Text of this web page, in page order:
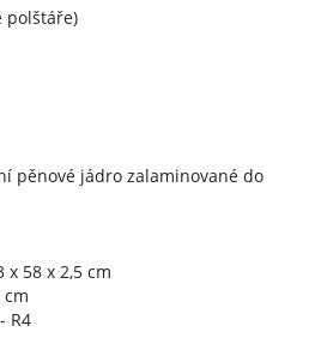
polštáře)
pěnové jádro zalaminované do
58 x 2,5 cm
R4